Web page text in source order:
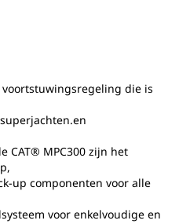
voortstuwingsregeling die is
CAT® MPC300 zijn het
up componenten voor alle
voor enkelvoudige en